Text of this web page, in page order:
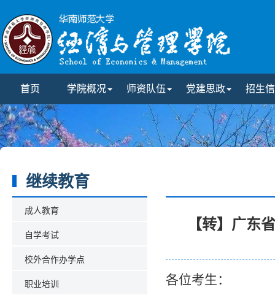
首页 学院概况 师资队伍 党建思政 招生
继续教育
成人教育
自学考试
校外合作办学点
职业培训
【转】广东
各位考生：